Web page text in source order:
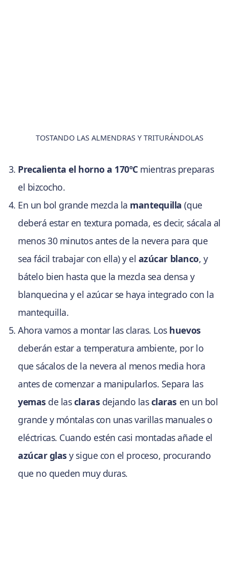
TOSTANDO LAS ALMENDRAS Y TRITURÁNDOLAS
Precalienta el horno a 170ºCmientras preparas
el bizcocho.
En un bol grande mezcla la mantequilla (que
deberá estar en textura pomada, es decir, sácala al
menos 30 minutos antes de la nevera para que
sea fácil trabajar con ella) y el azúcar blanco, y
bátelo bien hasta que la mezcla sea densa y
blanquecina y el azúcar se haya integrado con la
mantequilla.
Ahora vamos a montar las claras. Los huevos
deberán estar a temperatura ambiente, por lo
que sácalos de la nevera al menos media hora
antes de comenzar a manipularlos. Separa las
yemas de lasclaras dejando lasclaras en un bol
grande y móntalas con unas varillas manuales o
eléctricas. Cuando estén casi montadas añade el
azúcar glas y sigue con el proceso, procurando
que no queden muy duras.